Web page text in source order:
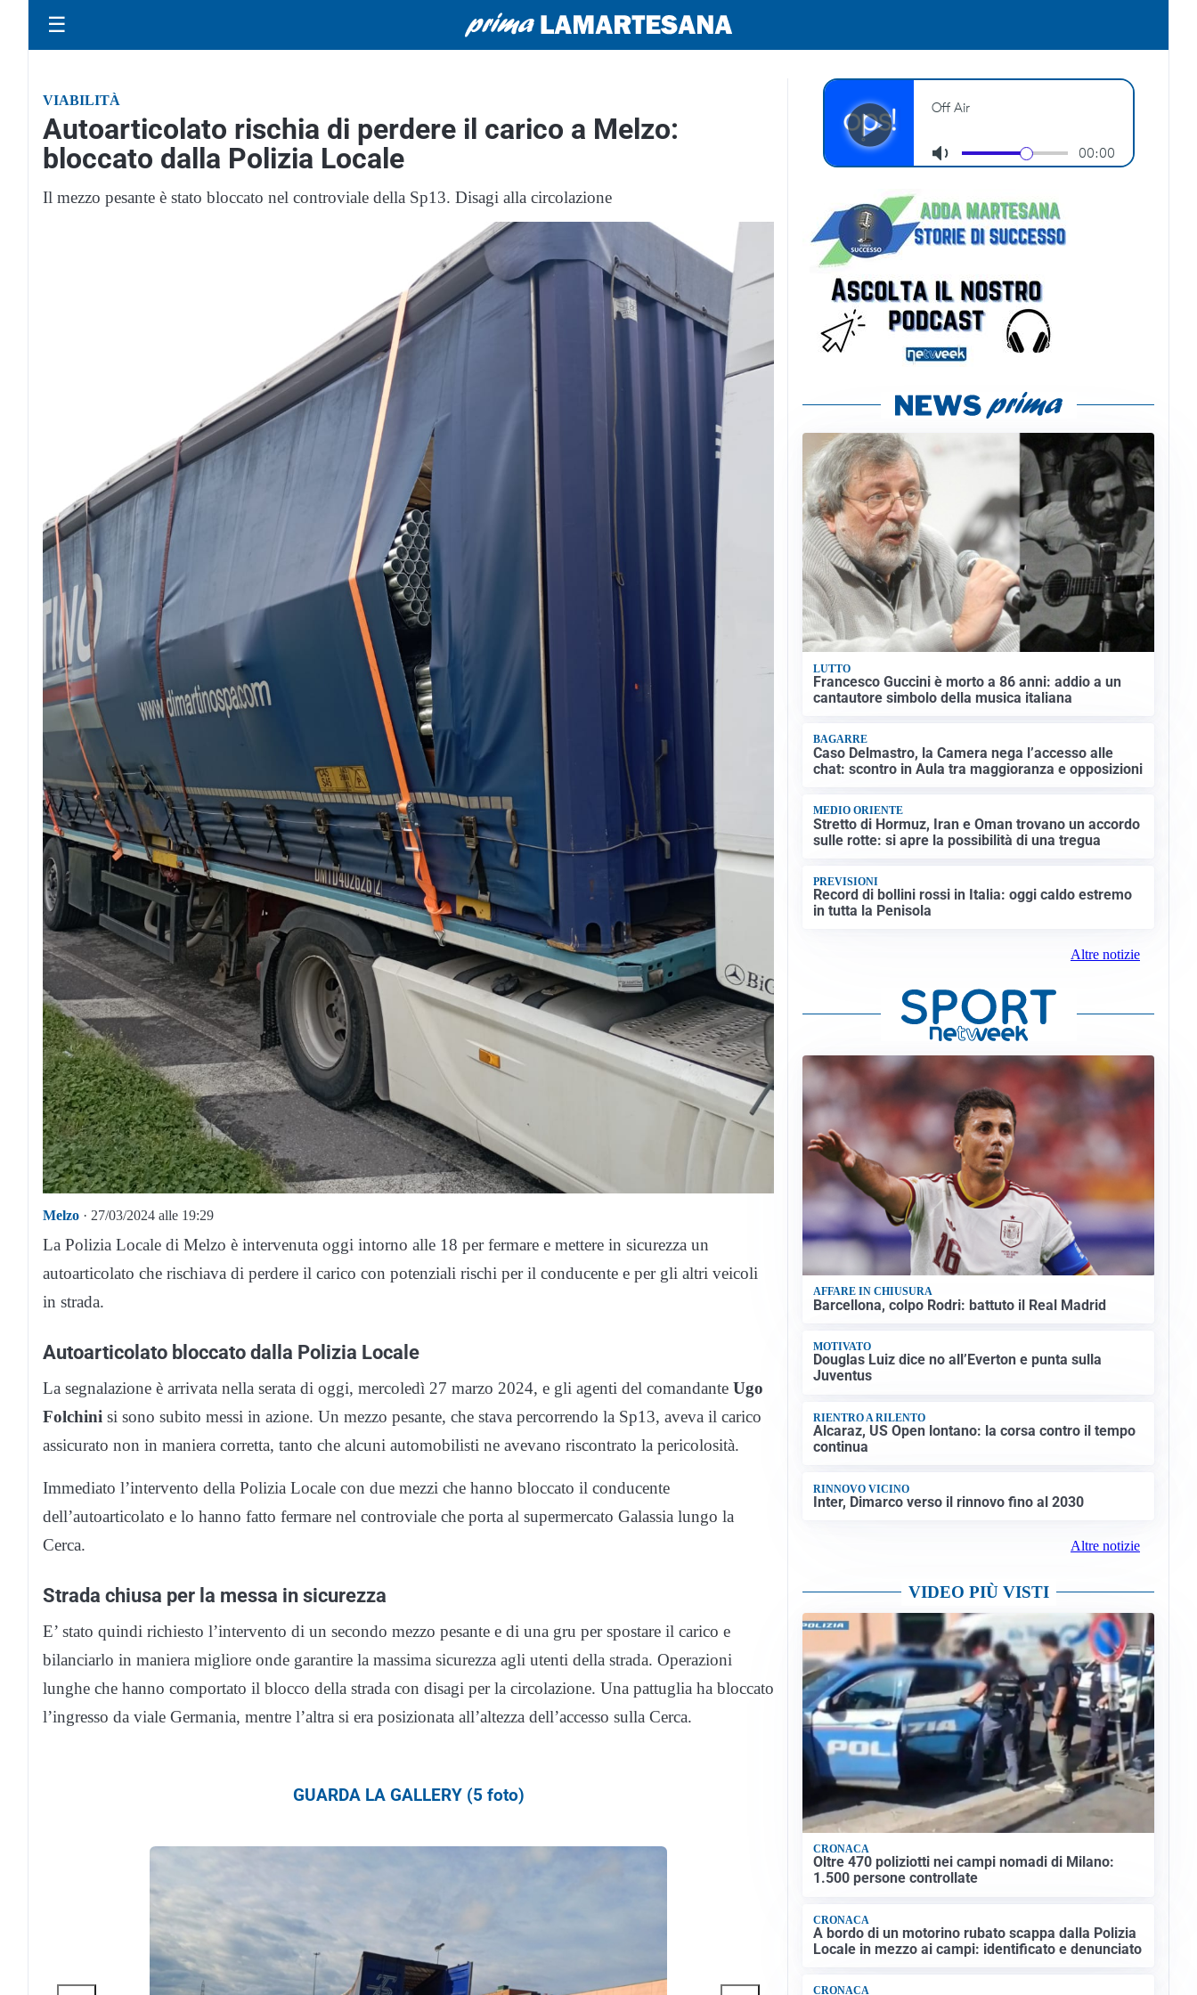
☰
VIABILITÀ
Autoarticolato rischia di perdere il carico a Melzo:
bloccato dalla Polizia Locale
Il mezzo pesante è stato bloccato nel controviale della Sp13. Disagi alla circolazione
Melzo · 27/03/2024 alle 19:29
La Polizia Locale di Melzo è intervenuta oggi intorno alle 18 per fermare e mettere in sicurezza un
autoarticolato che rischiava di perdere il carico con potenziali rischi per il conducente e per gli altri veicoli
in strada.
Autoarticolato bloccato dalla Polizia Locale
La segnalazione è arrivata nella serata di oggi, mercoledì 27 marzo 2024, e gli agenti del comandante Ugo
Folchini si sono subito messi in azione. Un mezzo pesante, che stava percorrendo la Sp13, aveva il carico
assicurato non in maniera corretta, tanto che alcuni automobilisti ne avevano riscontrato la pericolosità.
Immediato l’intervento della Polizia Locale con due mezzi che hanno bloccato il conducente
dell’autoarticolato e lo hanno fatto fermare nel controviale che porta al supermercato Galassia lungo la
Cerca.
Strada chiusa per la messa in sicurezza
E’ stato quindi richiesto l’intervento di un secondo mezzo pesante e di una gru per spostare il carico e
bilanciarlo in maniera migliore onde garantire la massima sicurezza agli utenti della strada. Operazioni
lunghe che hanno comportato il blocco della strada con disagi per la circolazione. Una pattuglia ha bloccato
l’ingresso da viale Germania, mentre l’altra si era posizionata all’altezza dell’accesso sulla Cerca.
GUARDA LA GALLERY (5 foto)
LUTTO
Francesco Guccini è morto a 86 anni: addio a un
cantautore simbolo della musica italiana
BAGARRE
Caso Delmastro, la Camera nega l’accesso alle
chat: scontro in Aula tra maggioranza e opposizioni
MEDIO ORIENTE
Stretto di Hormuz, Iran e Oman trovano un accordo
sulle rotte: si apre la possibilità di una tregua
PREVISIONI
Record di bollini rossi in Italia: oggi caldo estremo
in tutta la Penisola
Altre notizie
AFFARE IN CHIUSURA
Barcellona, colpo Rodri: battuto il Real Madrid
MOTIVATO
Douglas Luiz dice no all’Everton e punta sulla
Juventus
RIENTRO A RILENTO
Alcaraz, US Open lontano: la corsa contro il tempo
continua
RINNOVO VICINO
Inter, Dimarco verso il rinnovo fino al 2030
Altre notizie
VIDEO PIÙ VISTI
CRONACA
Oltre 470 poliziotti nei campi nomadi di Milano:
1.500 persone controllate
CRONACA
A bordo di un motorino rubato scappa dalla Polizia
Locale in mezzo ai campi: identificato e denunciato
CRONACA